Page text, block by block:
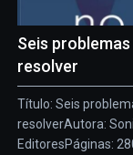
Seis
resolver
Título: Seis
resolverAutora:
EditoresPáginas: